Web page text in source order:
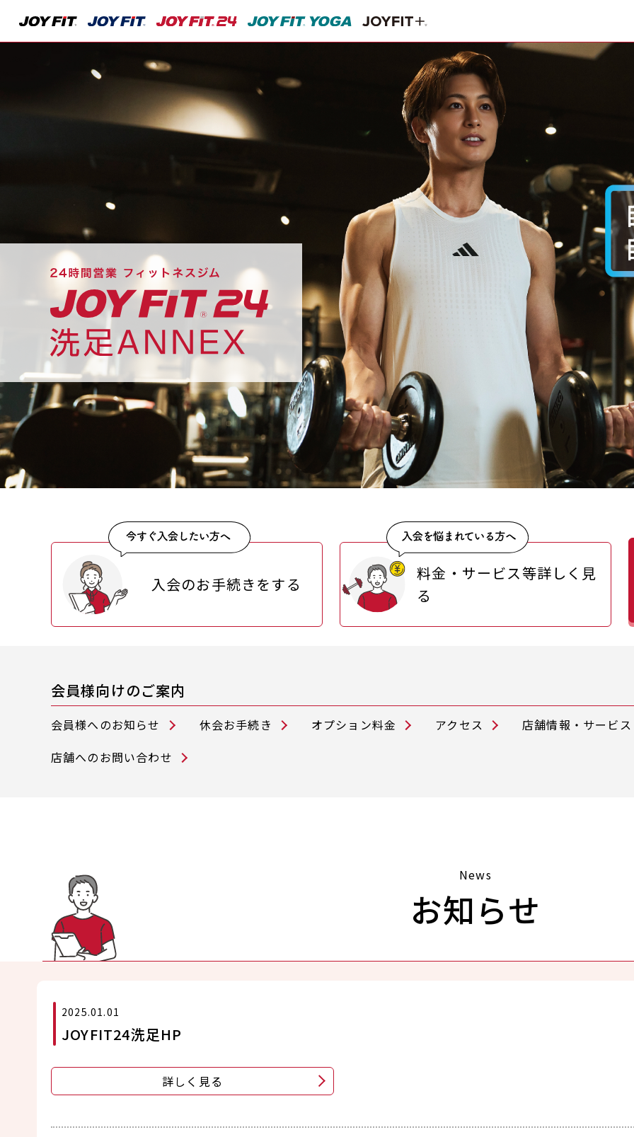
入会のお手続きをする
料金・サービス等詳しく見
る
会員様向けのご案内
会員様へのお知らせ 休会お手続き オプション料金 アクセス
店舗情報・サービス
店舗へのお問い合わせ
News
お知らせ
2025.01.01
JOYFIT24洗足HP
詳しく見る